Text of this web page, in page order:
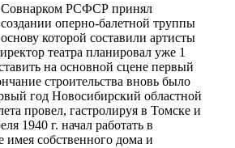
Совнарком РСФСР принял
оперно‑балетной труппы
которой составили артисты
театра планировал уже 1
на основной сцене первый
строительства вновь было
год Новосибирский областной
провел, гастролируя в Томске и
1940 г. начал работать в
имея собственного дома и